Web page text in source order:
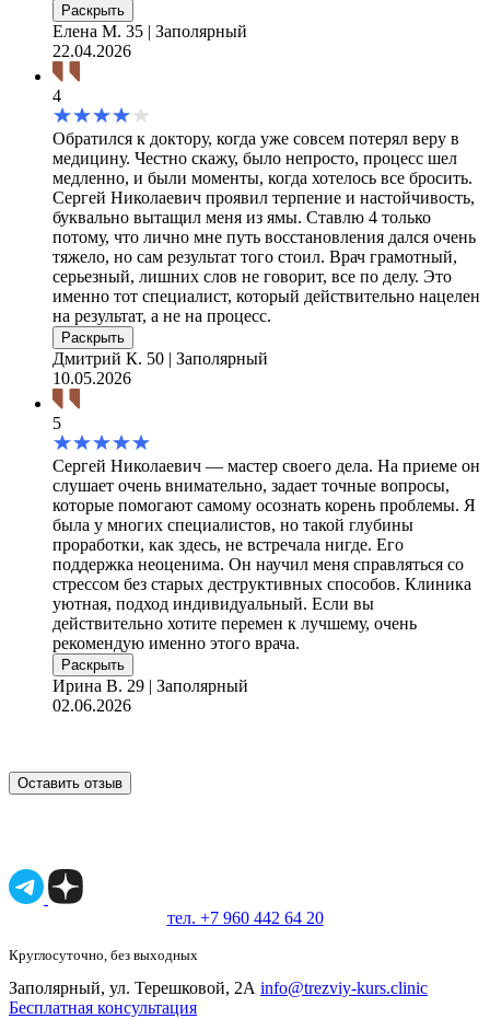
Раскрыть
Елена М. 35 | Заполярный
22.04.2026
4
Обратился к доктору, когда уже совсем потерял веру в
медицину. Честно скажу, было непросто, процесс шел
медленно, и были моменты, когда хотелось все бросить.
Сергей Николаевич проявил терпение и настойчивость,
буквально вытащил меня из ямы. Ставлю 4 только
потому, что лично мне путь восстановления дался очень
тяжело, но сам результат того стоил. Врач грамотный,
серьезный, лишних слов не говорит, все по делу. Это
именно тот специалист, который действительно нацелен
на результат, а не на процесс.
Раскрыть
Дмитрий К. 50 | Заполярный
10.05.2026
5
Сергей Николаевич — мастер своего дела. На приеме он
слушает очень внимательно, задает точные вопросы,
которые помогают самому осознать корень проблемы. Я
была у многих специалистов, но такой глубины
проработки, как здесь, не встречала нигде. Его
поддержка неоценима. Он научил меня справляться со
стрессом без старых деструктивных способов. Клиника
уютная, подход индивидуальный. Если вы
действительно хотите перемен к лучшему, очень
рекомендую именно этого врача.
Раскрыть
Ирина В. 29 | Заполярный
02.06.2026
Оставить отзыв
тел. +7 960 442 64 20
Круглосуточно, без выходных
Заполярный, ул. Терешковой, 2А info@trezviy-kurs.clinic
Бесплатная консультация